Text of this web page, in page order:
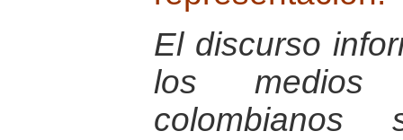
El discurso
los medios